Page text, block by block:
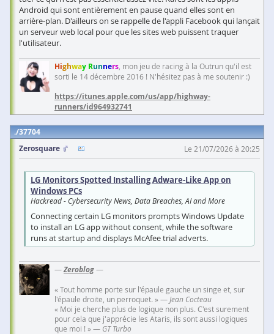
Android qui sont entièrement en pause quand elles sont en
arrière-plan. D'ailleurs on se rappelle de l'appli Facebook qui lançait
un serveur web local pour que les sites web puissent traquer
l'utilisateur.
Highway Runners , mon jeu de racing à la Outrun qu'il est
sorti le 14 décembre 2016 ! N'hésitez pas à me soutenir :)
https://itunes.apple.com/us/app/highway-
runners/id964932741
37704
Zerosquare
Le 21/07/2026 à 20:25
LG Monitors Spotted Installing Adware-Like App on
Windows PCs
Hackread - Cybersecurity News, Data Breaches, AI and More
Connecting certain LG monitors prompts Windows Update
to install an LG app without consent, while the software
runs at startup and displays McAfee trial adverts.
—Zeroblog—
« Tout homme porte sur l'épaule gauche un singe et, sur
l'épaule droite, un perroquet. » — Jean Cocteau
« Moi je cherche plus de logique non plus. C'est surement
pour cela que j'apprécie les Ataris, ils sont aussi logiques
que moi ! » — GT Turbo